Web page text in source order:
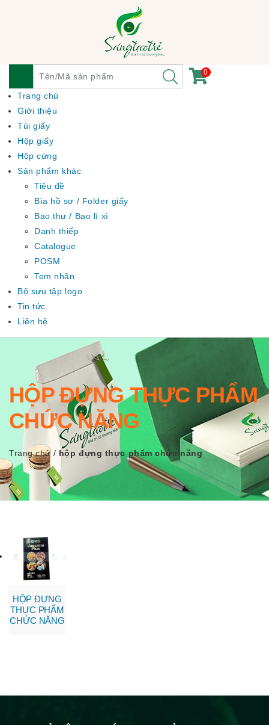
0
Trang chủ
Giới thiệu
Túi giấy
Hộp giấy
Hộp cứng
Sản phẩm khác
Tiêu đề
Bìa hồ sơ / Folder giấy
Bao thư / Bao lì xì
Danh thiếp
Catalogue
POSM
Tem nhãn
Bộ sưu tập logo
Tin tức
Liên hệ
HỘP ĐỰNG THỰC PHẨM
CHỨC NĂNG
Trang chủ/ hộp đựng thực phẩm chức năng
HỘP ĐỰNG
THỰC PHẨM
CHỨC NĂNG